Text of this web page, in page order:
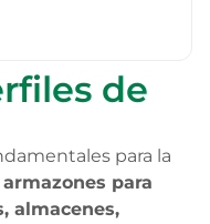
de
para la
armazones para
almacenes,